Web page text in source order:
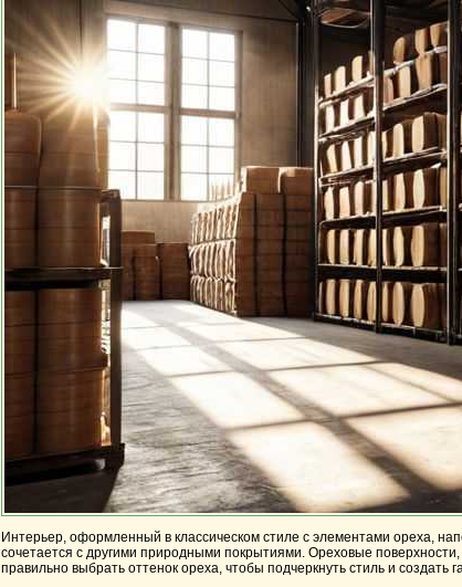
Интерьер, оформленный в классическом стиле с элементами ореха,
сочетается с другими природными покрытиями. Ореховые
правильно выбрать оттенок ореха, чтобы подчеркнуть стиль и